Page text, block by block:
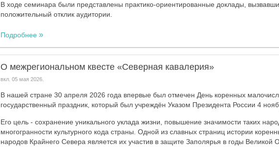
В ходе семинара были представлены практико-ориентированные доклады,
положительный отклик аудитории.
Подробнее
О межрегиональном квесте «Северная кавалерия»
вкл. 05 мая 2026.
В нашей стране 30 апреля 2026 года впервые был отмечен День коренных
государственный праздник, который был учреждён Указом Президента России 4
Его цель - сохранение уникального уклада жизни, повышение значимости таких
многогранности культурного кода страны. Одной из славных страниц истории
народов Крайнего Севера является их участив в защите Заполярья в годы Великой